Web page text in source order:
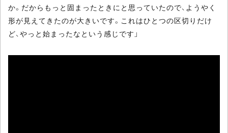
か。だからもっと固まったときにと思っていたので、ようやく
形が見えてきたのが大きいです。これはひとつの区切りだけ
ど、やっと始まったなという感じです」